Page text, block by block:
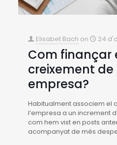
Elisabet Bach on 24
Com finançar
creixement
empresa?
Habitualment associem el
l’empresa a un increment
com hem vist en posts
acompanyat de més